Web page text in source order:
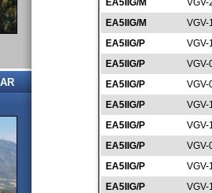
EA5IIG/M
VGV-
EA5IIG/M
VGV-
EA5IIG/P
VGV-
EA5IIG/P
VGV-
EA5IIG/P
VGV-
EA5IIG/P
VGV-
EA5IIG/P
VGV-
EA5IIG/P
VGV-
EA5IIG/P
VGV-
EA5IIG/P
VGV-